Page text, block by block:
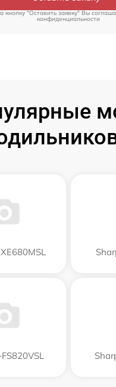
кнопку "Оставить заявку" Вы
конфиденциальности